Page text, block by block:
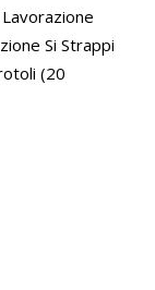
Si Strappi
(20